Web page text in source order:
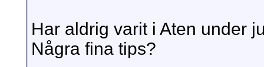
Har aldrig varit i Aten under
Några fina tips?